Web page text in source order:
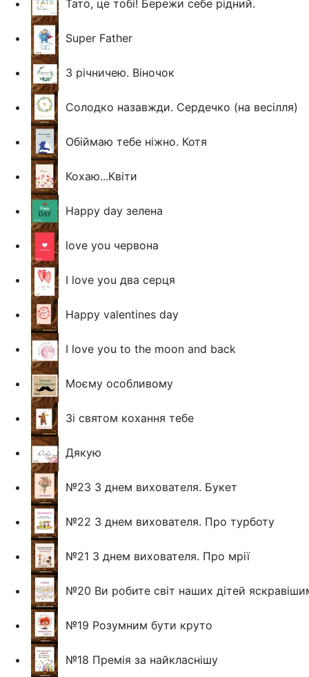
Тато, це тобі! Бережи себе рідний.
Super Father
З річничею. Віночок
Солодко назавжди. Сердечко (на весілля)
Обіймаю тебе ніжно. Котя
Кохаю...Квіти
Happy day зелена
love you червона
I love you два серця
Happy valentines day
I love you to the moon and back
Моєму особливому
Зі святом кохання тебе
Дякую
№23 З днем вихователя. Букет
№22 З днем вихователя. Про турботу
№21 З днем вихователя. Про мрії
№20 Ви робите світ наших дітей
№19 Розумним бути круто
№18 Премія за найкласнішу